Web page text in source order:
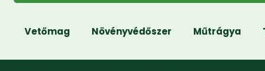
Vetőmag Növényvédőszer Műtrágya